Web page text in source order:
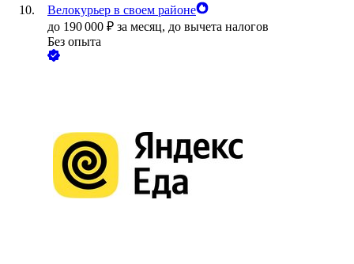
Велокурьер в своем районе
до 190 000 ₽ за месяц, до вычета налогов
Без опыта